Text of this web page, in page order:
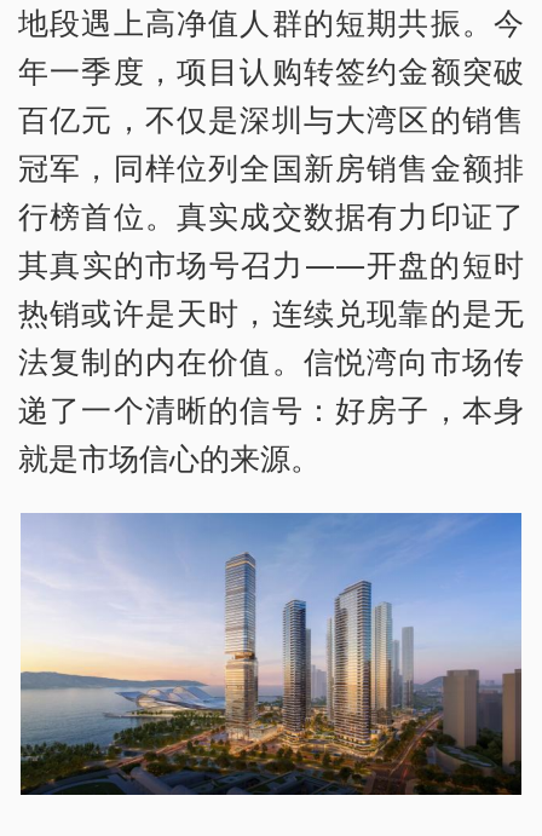
地段遇上高净值人群的短期共振。今
年一季度，项目认购转签约金额突破
百亿元，不仅是深圳与大湾区的销售
冠军，同样位列全国新房销售金额排
行榜首位。真实成交数据有力印证了
其真实的市场号召力——开盘的短时
热销或许是天时，连续兑现靠的是无
法复制的内在价值。信悦湾向市场传
递了一个清晰的信号：好房子，本身
就是市场信心的来源。